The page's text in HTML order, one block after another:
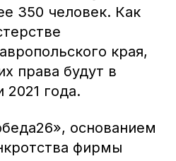
350 человек. Как
края,
права будут в
2021 года.
основанием
фирмы